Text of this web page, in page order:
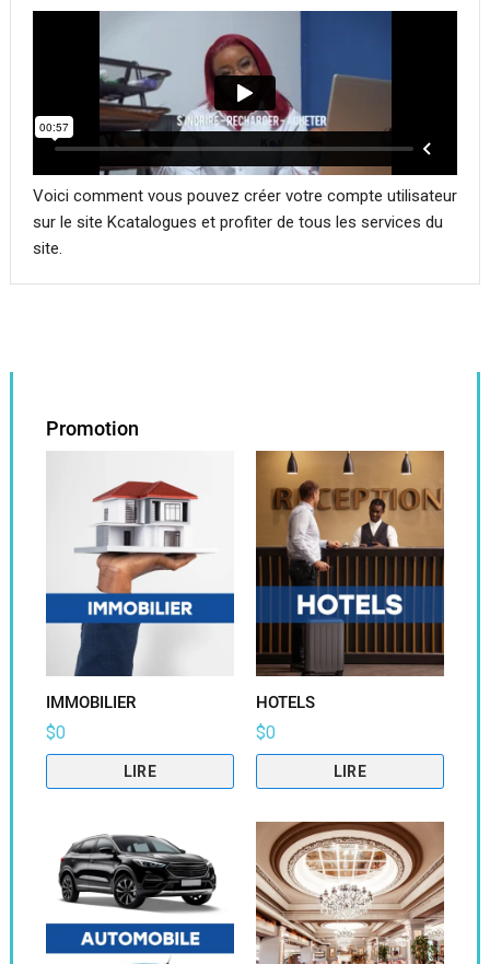
Voici comment vous pouvez créer votre compte utilisateur
sur le site Kcatalogues et profiter de tous les services du
site.
Promotion
IMMOBILIER
$0
LIRE
HOTELS
$0
LIRE